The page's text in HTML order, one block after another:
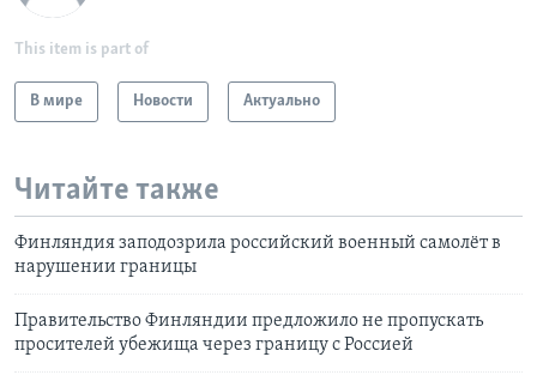
This item is part of
В мире Новости Актуально
Читайте также
Финляндия заподозрила российский военный самолёт в
нарушении границы
Правительство Финляндии предложило не пропускать
просителей убежища через границу с Россией